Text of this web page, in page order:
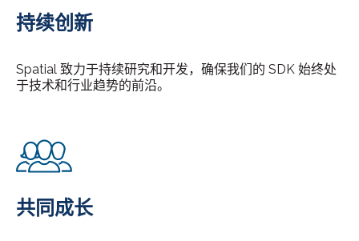
持续创新
Spatial 致力于持续研究和开发，确保我们的 SDK 始终处
于技术和行业趋势的前沿。
共同成长